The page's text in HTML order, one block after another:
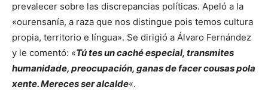
prevalecer sobre las discrepancias políticas. Apeló a la
«ourensanía, a raza que nos distingue pois temos cultura
propia, territorio e língua». Se dirigió a Álvaro Fernández
y le comentó: «Tú tes un caché especial, transmites
humanidade, preocupación, ganas de facer cousas pola
xente. Mereces ser alcalde«.